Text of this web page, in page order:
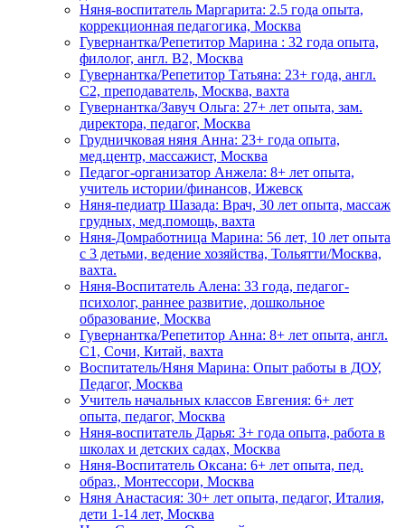
Няня-воспитатель Маргарита: 2.5 года опыта,
коррекционная педагогика, Москва
Гувернантка/Репетитор Марина : 32 года опыта,
филолог, англ. B2, Москва
Гувернантка/Репетитор Татьяна: 23+ года, англ.
C2, преподаватель, Москва, вахта
Гувернантка/Завуч Ольга: 27+ лет опыта, зам.
директора, педагог, Москва
Грудничковая няня Анна: 23+ года опыта,
мед.центр, массажист, Москва
Педагог-организатор Анжела: 8+ лет опыта,
учитель истории/финансов, Ижевск
Няня-педиатр Шазада: Врач, 30 лет опыта, массаж
грудных, мед.помощь, вахта
Няня-Домработница Марина: 56 лет, 10 лет опыта
с 3 детьми, ведение хозяйства, Тольятти/Москва,
вахта.
Няня-Воспитатель Алена: 33 года, педагог-
психолог, раннее развитие, дошкольное
образование, Москва
Гувернантка/Репетитор Анна: 8+ лет опыта, англ.
C1, Сочи, Китай, вахта
Воспитатель/Няня Марина: Опыт работы в ДОУ,
Педагог, Москва
Учитель начальных классов Евгения: 6+ лет
опыта, педагог, Москва
Няня-воспитатель Дарья: 3+ года опыта, работа в
школах и детских садах, Москва
Няня-Воспитатель Оксана: 6+ лет опыта, пед.
образ., Монтессори, Москва
Няня Анастасия: 30+ лет опыта, педагог, Италия,
дети 1-14 лет, Москва